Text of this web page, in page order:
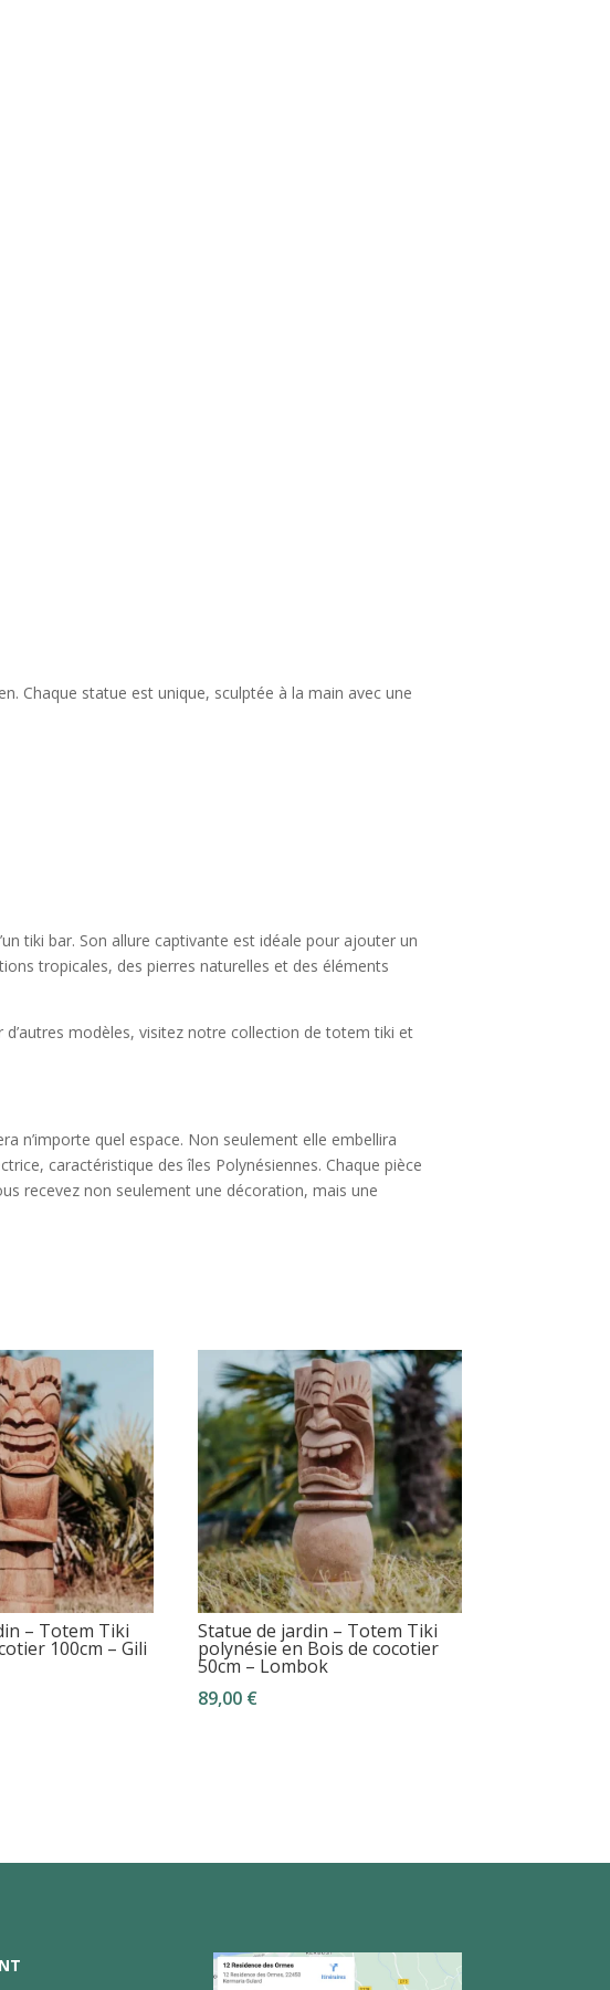
Chaque statue est unique, sculptée à la main avec une
tiki bar. Son allure captivante est idéale pour ajouter un
tropicales, des pierres naturelles et des éléments
modèles, visitez notre collection de totem tiki et
n’importe quel espace. Non seulement elle embellira
caractéristique des îles Polynésiennes. Chaque pièce
recevez non seulement une décoration, mais une
– Totem Tiki
100cm – Gili
Statue de jardin – Totem Tiki
polynésie en Bois de cocotier
50cm – Lombok
89,00 €